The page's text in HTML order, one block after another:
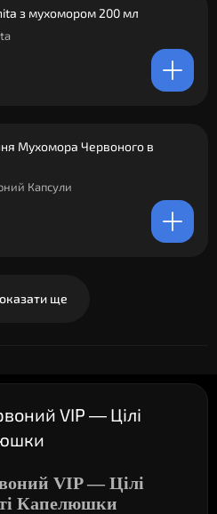
з мухомором 200 мл
Мухомора Червоного в
Капсули
ще
VIP — Цілі
VIP — Цілі
Капелюшки